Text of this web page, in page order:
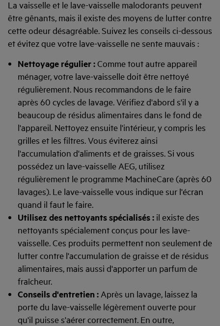
La vaisselle et le lave-vaisselle malodorants peuvent
être gênants, mais il existe des moyens de lutter contre
cette odeur désagréable. Suivez les conseils ci-dessous
et évitez que votre lave-vaisselle ne sente mauvais :
Nettoyage régulier :Comme tout autre appareil
ménager, votre lave-vaisselle doit être nettoyé
régulièrement. Nous recommandons de le faire
après 60 cycles de lavage. Vérifiez d'abord s'il y a
beaucoup de résidus alimentaires dans le fond de
l'appareil. Nettoyez ensuite l'intérieur, y compris les
grilles et les filtres. Vous éviterez ainsi
l'accumulation d'aliments et de graisses. Si vous
possédez un lave-vaisselle AEG, utilisez
régulièrement le programme MachineCare (après 60
lavages). Le lave-vaisselle vous indique sur l'écran
quand il faut le faire.
Utilisez des nettoyants spécialisés : il existe des
nettoyants spécialement conçus pour les lave-
vaisselle. Ces produits permettent non seulement de
lutter contre l'accumulation de graisse et de résidus
alimentaires, mais aussi d'apporter un parfum de
fraîcheur.
Conseils d'entretien : Après un lavage, laissez la
porte du lave-vaisselle légèrement ouverte pour
qu'il puisse s'aérer correctement. En outre,